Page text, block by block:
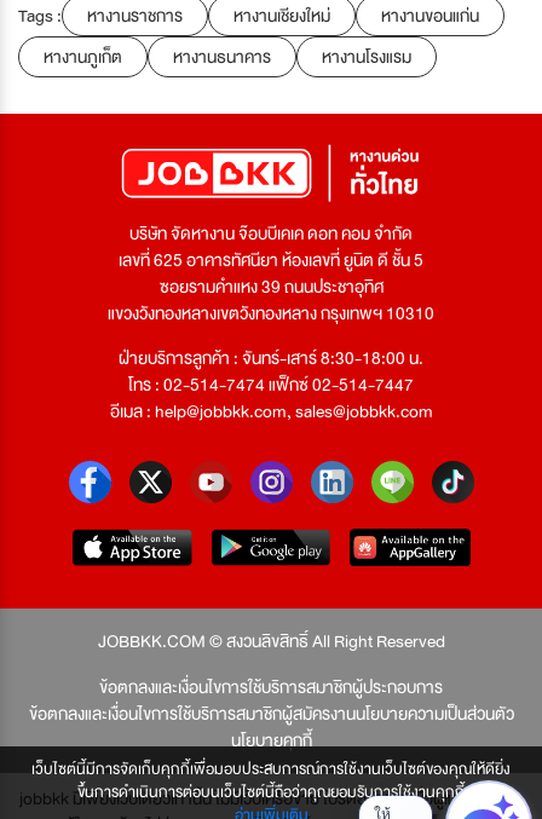
เว็บไซต์นี้มีการจัดเก็บคุกกี้เพื่อมอบประสบการณ์การใช้งานเว็บไซต์ของคุณให้ดียิ่ง
ขึ้นการดำเนินการต่อบนเว็บไซต์นี้ถือว่าคุณยอมรับการใช้งานคุกกี้
Tags : หางานราชการ หางานเชียงใหม่
หางานขอนแก่น
หางานภูเก็ต
หางานธนาคาร หางานโรงแรม
บริษัท จัดหางาน จ๊อบบีเคเค ดอท คอม จำกัด
เลขที่ 625 อาคารทัศนียา ห้องเลขที่ ยูนิต ดี ชั้น 5
ซอยรามคำแหง 39 ถนนประชาอุทิศ
แขวงวังทองหลางเขตวังทองหลาง กรุงเทพฯ 10310
ฝ่ายบริการลูกค้า : จันทร์-เสาร์ 8:30-18:00 น.
โทร : 02-514-7474 แฟ็กซ์ 02-514-7447
อีเมล :help@jobbkk.com,sales@jobbkk.com
JOBBKK.COM © สงวนลิขสิทธิ์ All Right Reserved
ข้อตกลงและเงื่อนไขการใช้บริการสมาชิกผู้ประกอบการ
ข้อตกลงและเงื่อนไขการใช้บริการสมาชิกผู้สมัครงานนโยบายความเป็นส่วนตัว
นโยบายคุกกี้
jobbkk มีเพียงเว็บเดียวเท่านั้น ไม่มีเว็บเครือข่าย โปรดอย่าหลงเชื่อผู้แอบอ้าง และ